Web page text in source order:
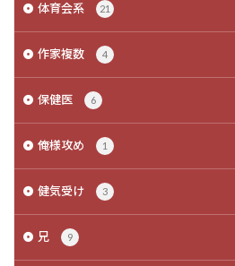
体育会系 21
作家複数 4
保健医 6
俺様攻め 1
健気受け 3
兄 9